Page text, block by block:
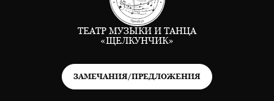
ТЕАТР МУЗЫКИ И ТАНЦА
«ЩЕЛКУНЧИК»
ЗАМЕЧАНИЯ/ПРЕДЛОЖЕНИЯ